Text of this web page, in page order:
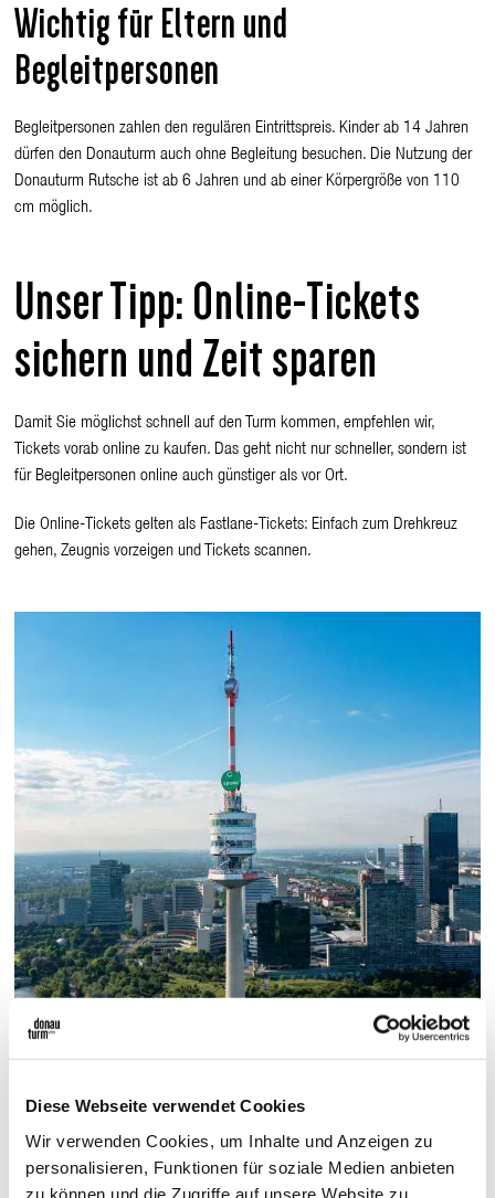
Diese Webseite verwendet Cookies
Wir verwenden Cookies, um Inhalte und Anzeigen zu
personalisieren, Funktionen für soziale Medien anbieten
zu können und die Zugriffe auf unsere Website zu
Wichtig für Eltern und
Begleitpersonen
Begleitpersonen zahlen den regulären Eintrittspreis. Kinder ab 14 Jahren
dürfen den Donauturm auch ohne Begleitung besuchen. Die Nutzung der
Donauturm Rutsche ist ab 6 Jahren und ab einer Körpergröße von 110
cm möglich.
Unser Tipp: Online-Tickets
sichern und Zeit sparen
Damit Sie möglichst schnell auf den Turm kommen, empfehlen wir,
Tickets vorab online zu kaufen. Das geht nicht nur schneller, sondern ist
für Begleitpersonen online auch günstiger als vor Ort.
Die Online-Tickets gelten als Fastlane-Tickets: Einfach zum Drehkreuz
gehen, Zeugnis vorzeigen und Tickets scannen.
Donauturm Guide: Lernen mit
Aussicht